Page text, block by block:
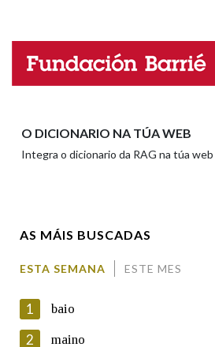
Nome
O DICIONARIO NA TÚA WEB
Integra o dicionario da RAG na túa web
AS MÁIS BUSCADAS
ESTA SEMANA ESTE MES
1 baio
2 maino